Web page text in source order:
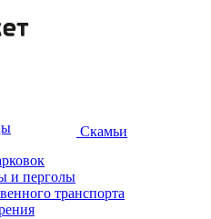
и перголы
транспорта
Скамьи